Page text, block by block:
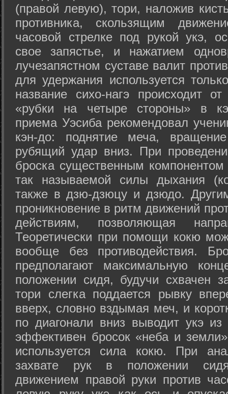
(правой левую), тори, наложив
противника, скользящим
часовой стрелке под рукой укэ,
свое запястье, и нажатием
лучезапястном суставе валит
для удержания используется
название сихо-нагэ происходит
«рубки на четыре стороны» в
приема Уэсиба рекомендовал
кэн-до: поднятие меча,
рубящий удар вниз. При
броска существенным компонентом
так называемой силы дыхания
также в дзю-дзюцу и дзюдо.
проникновение в ритм движений
действиям, позволяющая
Теоретически при помощи кокю
вообще без противодействия.
предполагают максимальную
положении сидя, будучи схвачен
тори слегка поддается рывку
вверх, словно вздымая меч, и
по диагонали вниз выводит укэ
эффективен бросок «неба и
используется сила кокю. При
захвате рук в положении
движением правой руки против